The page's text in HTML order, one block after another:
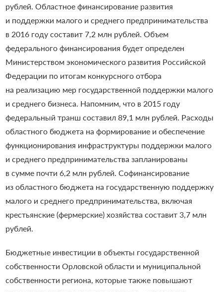
рублей. Областное финансирование развития
и поддержки малого и среднего предпринимательства
в 2016 году составит 7,2 млн рублей. Объем
федерального финансирования будет определен
Министерством экономического развития Российской
Федерации по итогам конкурсного отбора
на реализацию мер государственной поддержки малого
и среднего бизнеса. Напомним, что в 2015 году
федеральный транш составил 89,1 млн рублей. Расходы
областного бюджета на формирование и обеспечение
функционирования инфраструктуры поддержки малого
и среднего предпринимательства запланированы
в сумме почти 6,2 млн рублей. Софинансирование
из областного бюджета на государственную поддержку
малого и среднего предпринимательства, включая
крестьянские (фермерские) хозяйства составит 3,7 млн
рублей.
Бюджетные инвестиции в объекты государственной
собственности Орловской области и муниципальной
собственности региона, которые также повышают